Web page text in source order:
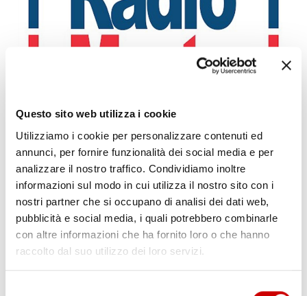
Questo sito web utilizza i cookie
Utilizziamo i cookie per personalizzare contenuti ed
annunci, per fornire funzionalità dei social media e per
analizzare il nostro traffico. Condividiamo inoltre
informazioni sul modo in cui utilizza il nostro sito con i
nostri partner che si occupano di analisi dei dati web,
pubblicità e social media, i quali potrebbero combinarle
con altre informazioni che ha fornito loro o che hanno
raccolto dal suo utilizzo dei loro servizi.
CAPUA: ALBERO CADUTO NELLA NOTTE